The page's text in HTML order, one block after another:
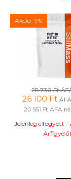
Akció -9%
28 730 Ft
26 100 Ft
20 551 Ft ÁFA
Jelenleg elfogyott -
Árfigyelőt